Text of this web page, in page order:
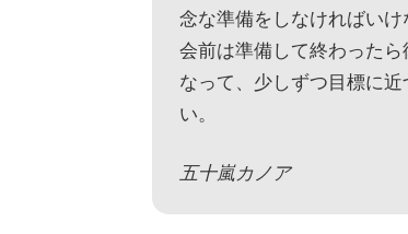
念な準備をしなければい
会前は準備して終わった
なって、少しずつ目標に
い。
五十嵐カノア